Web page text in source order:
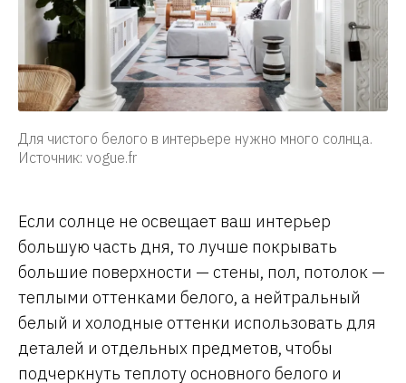
Для чистого белого в интерьере нужно много солнца.
Источник: vogue.fr
Если солнце не освещает ваш интерьер
большую часть дня, то лучше покрывать
большие поверхности — стены, пол, потолок —
теплыми оттенками белого, а нейтральный
белый и холодные оттенки использовать для
деталей и отдельных предметов, чтобы
подчеркнуть теплоту основного белого и